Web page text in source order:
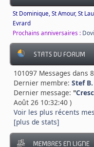
St Dominique, St Amour, St
Evrard
Prochains anniversaires :
STATS DU FORUM
101097 Messages dans
Dernier membre: Stef B.
Dernier message: "
Août 26 10:32:40 )
Voir les plus récents
[plus de stats]
MEMBRES EN LIGNE